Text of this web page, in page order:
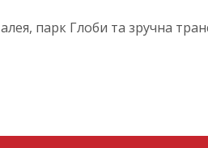
парк Глоби та зручна